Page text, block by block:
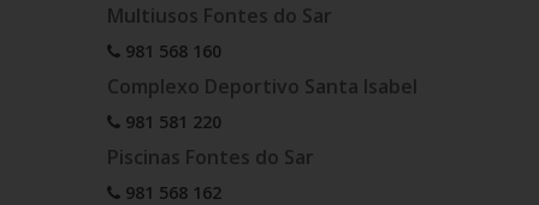
Multiusos Fontes do Sar
981 568 160
Complexo Deportivo Santa Isabel
981 581 220
Piscinas Fontes do Sar
981 568 162